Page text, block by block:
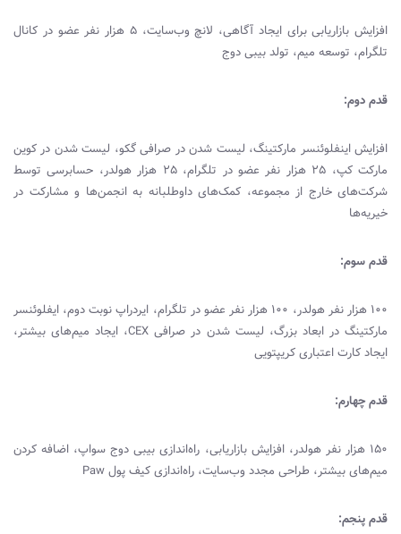
افزایش بازاریابی برای ایجاد آگاهی، لانچ وب‌سایت، ۵ هزار نفر عضو در کانال
تلگرام، توسعه میم، تولد بیبی دوج
قدم دوم:
افزایش اینفلوئنسر مارکتینگ، لیست شدن در صرافی گکو، لیست شدن در کوین
مارکت کپ، ۲۵ هزار نفر عضو در تلگرام، ۲۵ هزار هولدر، حسابرسی توسط
شرکت‌های خارج از مجموعه، کمک‌های داوطلبانه به انجمن‌ها و مشارکت در
خیریه‌ها
قدم سوم:
۱۰۰ هزار نفر هولدر، ۱۰۰ هزار نفر عضو در تلگرام، ایردراپ نوبت دوم، ایفلوئنسر
مارکتینگ در ابعاد بزرگ، لیست شدن در صرافی CEX، ایجاد میم‌های بیشتر،
ایجاد کارت اعتباری کریپتویی
قدم چهارم:
۱۵۰ هزار نفر هولدر، افزایش بازاریابی، راه‌اندازی بیبی دوج سواپ، اضافه کردن
میم‌های بیشتر، طراحی مجدد وب‌سایت، راه‌اندازی کیف پولPaw
قدم پنجم: